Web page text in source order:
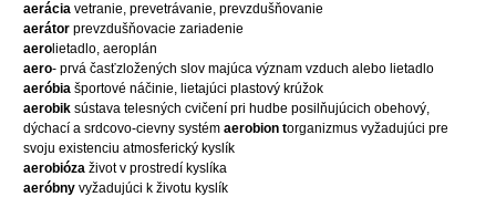
aerácia vetranie, prevetrávanie, prevzdušňovanie
aerátor prevzdušňovacie zariadenie
aero lietadlo, aeroplán
aero- prvá časťzložených slov majúca význam vzduch alebo lietadlo
aeróbia športové náčinie, lietajúci plastový krúžok
aerobik sústava telesných cvičení pri hudbe posilňujúcich obehový,
dýchací a srdcovo-cievny systém aerobion torganizmus vyžadujúci pre
svoju existenciu atmosferický kyslík
aerobióza život v prostredí kyslíka
aeróbny vyžadujúci k životu kyslík